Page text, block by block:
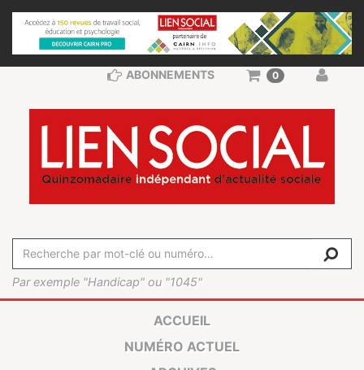
Par exemple "Handicap" ou "1045"
ABONNEMENTS 0
ACCUEIL
NUMÉRO ACTUEL